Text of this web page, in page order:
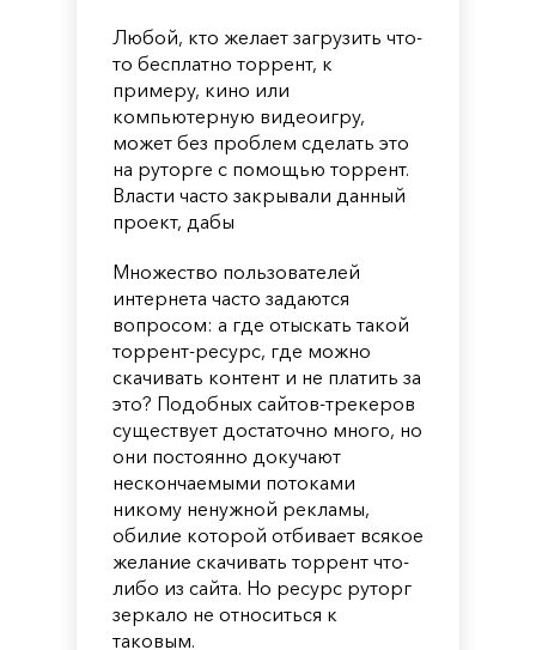
Любой, кто желает загрузить что-
то бесплатно торрент, к
примеру, кино или
компьютерную видеоигру,
может без проблем сделать это
на руторге с помощью торрент.
Власти часто закрывали данный
проект, дабы
Множество пользователей
интернета часто задаются
вопросом: а где отыскать такой
торрент-ресурс, где можно
скачивать контент и не платить за
это? Подобных сайтов-трекеров
существует достаточно много, но
они постоянно докучают
нескончаемыми потоками
никому ненужной рекламы,
обилие которой отбивает всякое
желание скачивать торрент что-
либо из сайта. Но ресурс руторг
зеркало не относиться к
таковым.